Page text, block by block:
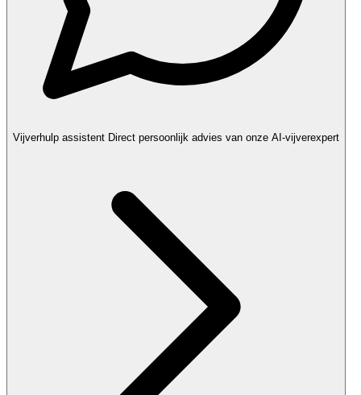
Vijverhulp assistent Direct persoonlijk advies van onze AI-vijverexpert